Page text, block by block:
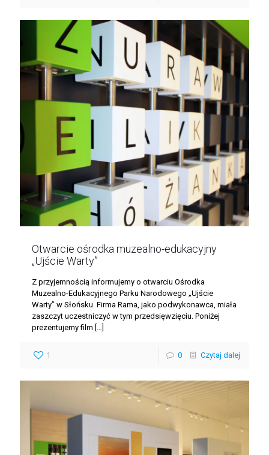
Otwarcie ośrodka muzealno-edukacyjny
„Ujście Warty”
Z przyjemnością informujemy o otwarciu Ośrodka
Muzealno-Edukacyjnego Parku Narodowego „Ujście
Warty” w Słońsku. Firma Rama, jako podwykonawca, miała
zaszczyt uczestniczyć w tym przedsięwzięciu. Poniżej
prezentujemy film […]
1 0 Czytaj dalej